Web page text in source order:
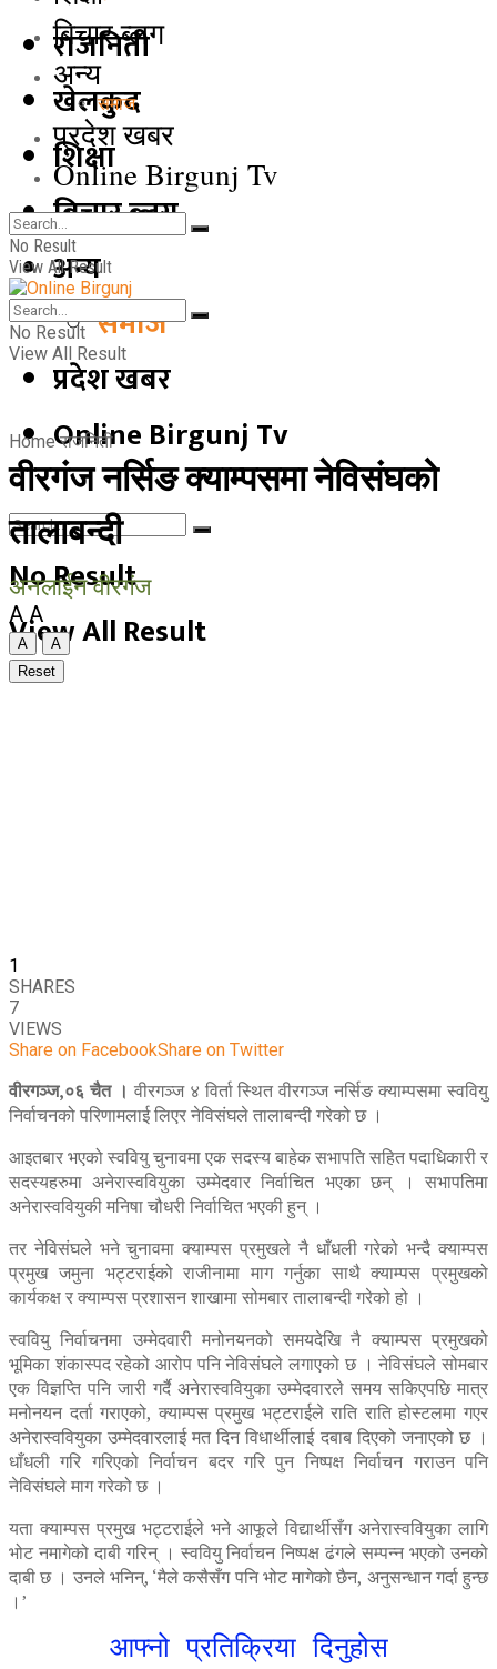
राजनिती
खेलकुद
शिक्षा
बिचार ब्लग
अन्य
समाज
प्रदेश खबर
Online Birgunj Tv
No Result
View All Result
बिचार ब्लग
अन्य
समाज
प्रदेश खबर
Online Birgunj Tv
No Result
View All Result
No Result
View All Result
Home राजनिती
वीरगंज नर्सिङ क्याम्पसमा नेविसंघको
तालाबन्दी
अनलाईन वीरगंज
A A
A
A
Reset
1
SHARES
7
VIEWS
Share on FacebookShare on Twitter
वीरगञ्ज,०६ चैत । वीरगञ्ज ४ विर्ता स्थित वीरगञ्ज नर्सिङ क्याम्पसमा स्ववियु
निर्वाचनको परिणामलाई लिएर नेविसंघले तालाबन्दी गरेको छ ।
आइतबार भएको स्ववियु चुनावमा एक सदस्य बाहेक सभापति सहित पदाधिकारी र
सदस्यहरुमा अनेरास्ववियुका उम्मेदवार निर्वाचित भएका छन् । सभापतिमा
अनेरास्ववियुकी मनिषा चौधरी निर्वाचित भएकी हुन् ।
तर नेविसंघले भने चुनावमा क्याम्पस प्रमुखले नै धाँधली गरेको भन्दै क्याम्पस
प्रमुख जमुना भट्टराईको राजीनामा माग गर्नुका साथै क्याम्पस प्रमुखको
कार्यकक्ष र क्याम्पस प्रशासन शाखामा सोमबार तालाबन्दी गरेको हो ।
स्ववियु निर्वाचनमा उम्मेदवारी मनोनयनको समयदेखि नै क्याम्पस प्रमुखको
भूमिका शंकास्पद रहेको आरोप पनि नेविसंघले लगाएको छ । नेविसंघले सोमबार
एक विज्ञप्ति पनि जारी गर्दै अनेरास्ववियुका उम्मेदवारले समय सकिएपछि मात्र
मनोनयन दर्ता गराएको, क्याम्पस प्रमुख भट्टराईले राति राति होस्टलमा गएर
अनेरास्ववियुका उम्मेदवारलाई मत दिन विधार्थीलाई दबाब दिएको जनाएको छ ।
धाँधली गरि गरिएको निर्वाचन बदर गरि पुन निष्पक्ष निर्वाचन गराउन पनि
नेविसंघले माग गरेको छ ।
यता क्याम्पस प्रमुख भट्टराईले भने आफूले विद्यार्थीसँग अनेरास्ववियुका लागि
भोट नमागेको दाबी गरिन् । स्ववियु निर्वाचन निष्पक्ष ढंगले सम्पन्न भएको उनको
दाबी छ । उनले भनिन्, ‘मैले कसैसँग पनि भोट मागेको छैन, अनुसन्धान गर्दा हुन्छ
।’
आफ्नो प्रतिक्रिया दिनुहोस